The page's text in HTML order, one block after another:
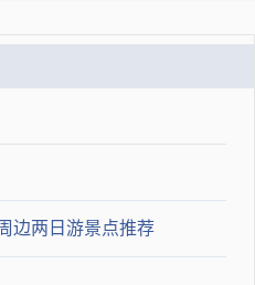
方面还算不错，损坏后可快速拆
辰T90的拆解报告中我们主要对它
不少需要优化的问题。车门隔音使
边两日游景点推荐